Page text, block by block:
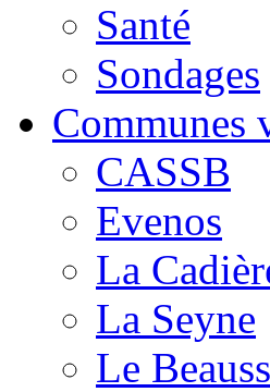
Santé
Sondages
Communes
CASSB
Evenos
La
La Seyne
Le